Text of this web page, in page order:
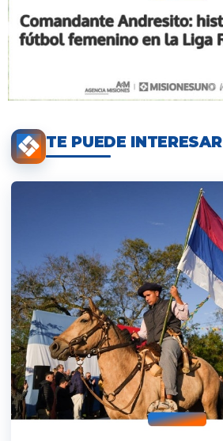
TE PUEDE INTERESAR